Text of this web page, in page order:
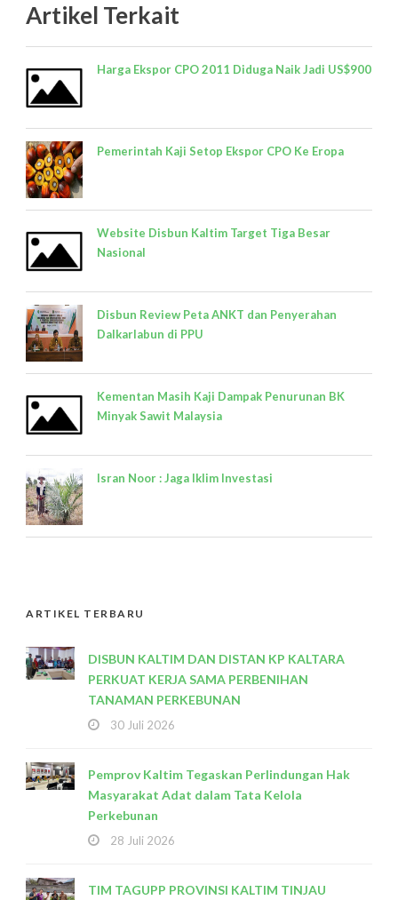
Artikel Terkait
Harga Ekspor CPO 2011 Diduga Naik Jadi US$900
Pemerintah Kaji Setop Ekspor CPO Ke Eropa
Website Disbun Kaltim Target Tiga Besar
Nasional
Disbun Review Peta ANKT dan Penyerahan
Dalkarlabun di PPU
Kementan Masih Kaji Dampak Penurunan BK
Minyak Sawit Malaysia
Isran Noor : Jaga Iklim Investasi
ARTIKEL TERBARU
DISBUN KALTIM DAN DISTAN KP KALTARA
PERKUAT KERJA SAMA PERBENIHAN
TANAMAN PERKEBUNAN
30 Juli 2026
Pemprov Kaltim Tegaskan Perlindungan Hak
Masyarakat Adat dalam Tata Kelola
Perkebunan
28 Juli 2026
TIM TAGUPP PROVINSI KALTIM TINJAU